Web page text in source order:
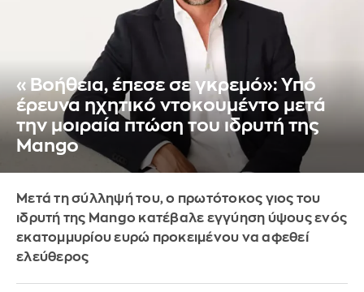
«Βοήθεια, έπεσε σε γκρεμό»: Υπό
έρευνα ηχητικό ντοκουμέντο μετά
την μοιραία πτώση του ιδρυτή της
Mango
Μετά τη σύλληψή του, ο πρωτότοκος γιος του
ιδρυτή της Mango κατέβαλε εγγύηση ύψους ενός
εκατομμυρίου ευρώ προκειμένου να αφεθεί
ελεύθερος